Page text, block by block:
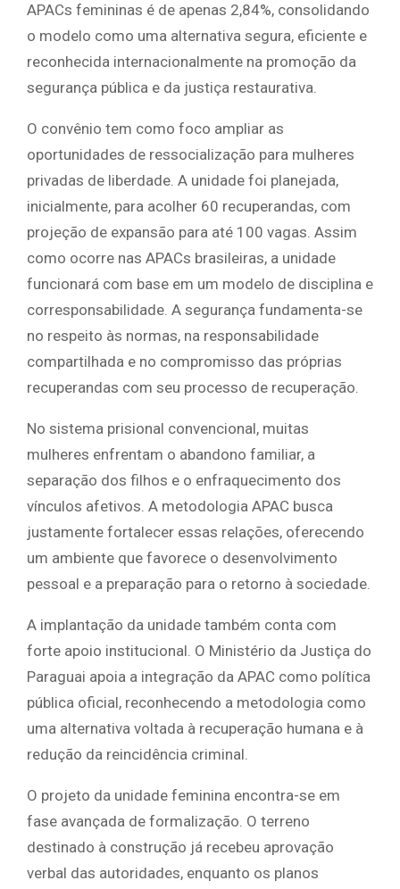
APACs femininas é de apenas 2,84%, consolidando
o modelo como uma alternativa segura, eficiente e
reconhecida internacionalmente na promoção da
segurança pública e da justiça restaurativa.
O convênio tem como foco ampliar as
oportunidades de ressocialização para mulheres
privadas de liberdade. A unidade foi planejada,
inicialmente, para acolher 60 recuperandas, com
projeção de expansão para até 100 vagas. Assim
como ocorre nas APACs brasileiras, a unidade
funcionará com base em um modelo de disciplina e
corresponsabilidade. A segurança fundamenta-se
no respeito às normas, na responsabilidade
compartilhada e no compromisso das próprias
recuperandas com seu processo de recuperação.
No sistema prisional convencional, muitas
mulheres enfrentam o abandono familiar, a
separação dos filhos e o enfraquecimento dos
vínculos afetivos. A metodologia APAC busca
justamente fortalecer essas relações, oferecendo
um ambiente que favorece o desenvolvimento
pessoal e a preparação para o retorno à sociedade.
A implantação da unidade também conta com
forte apoio institucional. O Ministério da Justiça do
Paraguai apoia a integração da APAC como política
pública oficial, reconhecendo a metodologia como
uma alternativa voltada à recuperação humana e à
redução da reincidência criminal.
O projeto da unidade feminina encontra-se em
fase avançada de formalização. O terreno
destinado à construção já recebeu aprovação
verbal das autoridades, enquanto os planos